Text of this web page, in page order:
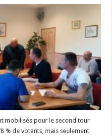
mobilisés pour le second tour
% de votants, mais seulement